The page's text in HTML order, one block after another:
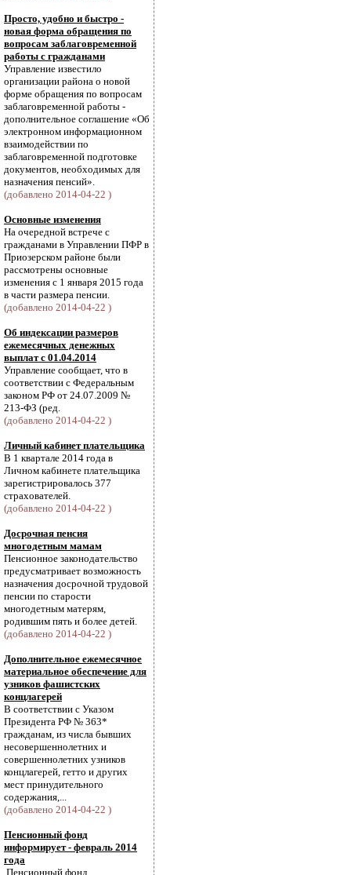
Просто, удобно и быстро -
новая форма обращения по
вопросам заблаговременной
работы с гражданами
Управление известило
организации района о новой
форме обращения по вопросам
заблаговременной работы -
дополнительное соглашение «Об
электронном информационном
взаимодействии по
заблаговременной подготовке
документов, необходимых для
назначения пенсий».
(добавлено 2014-04-22 )
Основные изменения
На очередной встрече с
гражданами в Управлении ПФР в
Приозерском районе были
рассмотрены основные
изменения с 1 января 2015 года
в части размера пенсии.
(добавлено 2014-04-22 )
Об индексации размеров
ежемесячных денежных
выплат с 01.04.2014
Управление сообщает, что в
соответствии с Федеральным
законом РФ от 24.07.2009 №
213-ФЗ (ред.
(добавлено 2014-04-22 )
Личный кабинет плательщика
В 1 квартале 2014 года в
Личном кабинете плательщика
зарегистрировалось 377
страхователей.
(добавлено 2014-04-22 )
Досрочная пенсия
многодетным мамам
Пенсионное законодательство
предусматривает возможность
назначения досрочной трудовой
пенсии по старости
многодетным матерям,
родившим пять и более детей.
(добавлено 2014-04-22 )
Дополнительное ежемесячное
материальное обеспечение для
узников фашистских
концлагерей
В соответствии с Указом
Президента РФ № 363*
гражданам, из числа бывших
несовершеннолетних и
совершеннолетних узников
концлагерей, гетто и других
мест принудительного
содержания,...
(добавлено 2014-04-22 )
Пенсионный фонд
информирует - февраль 2014
года
Пенсионный фонд